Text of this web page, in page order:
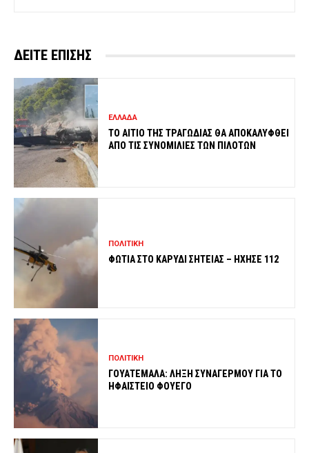
ΔΕΙΤΕ ΕΠΙΣΗΣ
ΕΛΛΑΔΑ
ΤΟ ΑΙΤΙΟ ΤΗΣ ΤΡΑΓΩΔΙΑΣ ΘΑ ΑΠΟΚΑΛΥΦΘΕΙ
ΑΠΟ ΤΙΣ ΣΥΝΟΜΙΛΙΕΣ ΤΩΝ ΠΙΛΟΤΩΝ
ΠΟΛΙΤΙΚΗ
ΦΩΤΙΑ ΣΤΟ ΚΑΡΥΔΙ ΣΗΤΕΙΑΣ – ΗΧΗΣΕ 112
ΠΟΛΙΤΙΚΗ
ΓΟΥΑΤΕΜΑΛΑ: ΛΗΞΗ ΣΥΝΑΓΕΡΜΟΥ ΓΙΑ ΤΟ
ΗΦΑΙΣΤΕΙΟ ΦΟΥΕΓΟ